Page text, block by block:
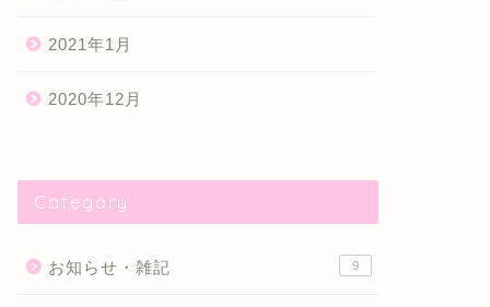
2021年1月
2020年12月
Category
お知らせ・雑記 9